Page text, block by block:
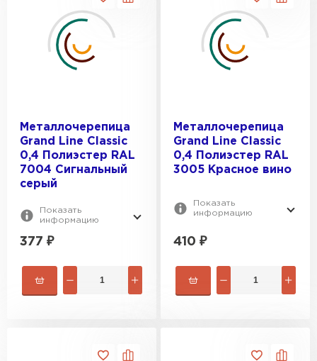
1210
1100
1125
ВЕС, КГ:
3.7
3.25
Металлочерепица
Grand Line Classic
0,4 Полиэстер RAL
7004 Сигнальный
серый
Показать
информацию
377 ₽
Металлочерепица
Grand Line Classic
0,4 Полиэстер RAL
3005 Красное вино
Показать
информацию
410 ₽